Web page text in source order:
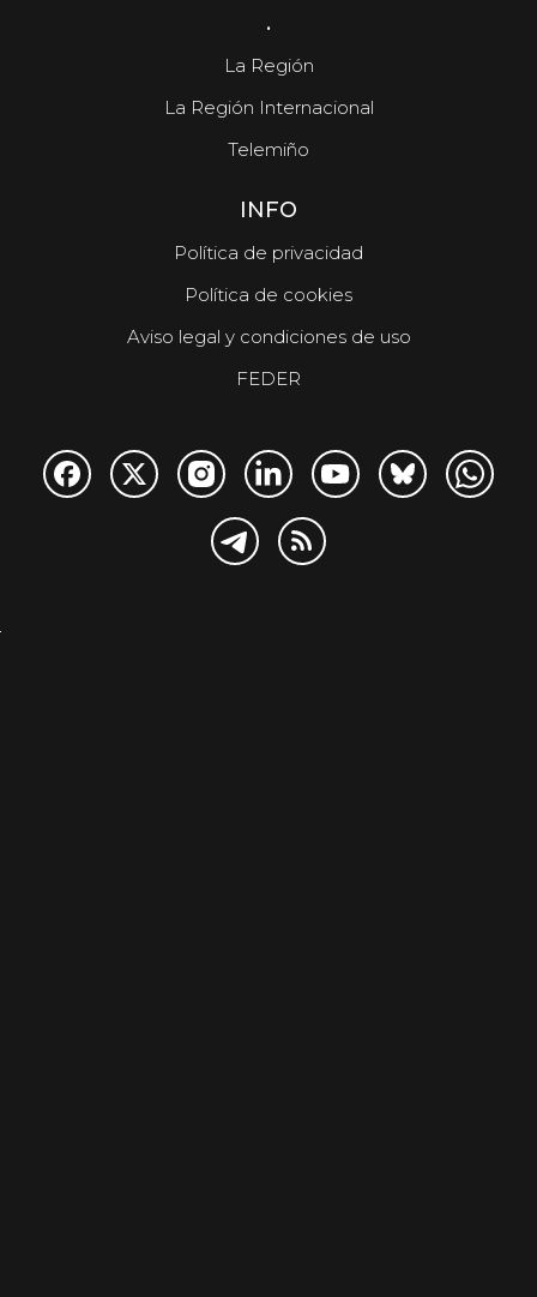
.
La Región
La Región Internacional
Telemiño
INFO
Política de privacidad
Política de cookies
Aviso legal y condiciones de uso
FEDER